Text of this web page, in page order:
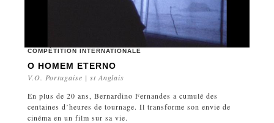
COMPÉTITION INTERNATIONALE
O HOMEM ETERNO
V.O. Portugaise | st Anglais
En plus de 20 ans, Bernardino Fernandes a cumulé des
centaines d’heures de tournage. Il transforme son envie de
cinéma en un film sur sa vie.